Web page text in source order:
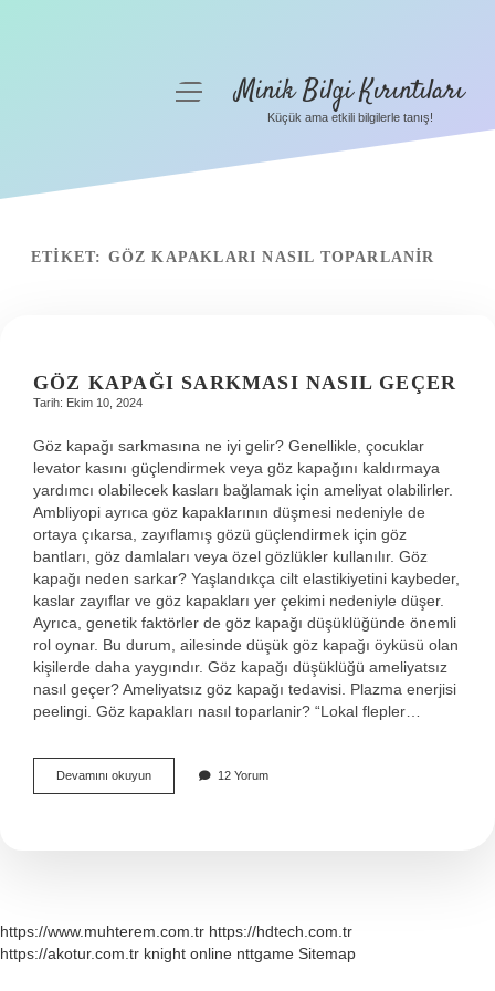
Gizlilik Politikası
menüyü
aç
Minik Bilgi Kırıntıları
Küçük ama etkili bilgilerle tanış!
ETIKET: GÖZ KAPAKLARI NASIL TOPARLANIR
GÖZ KAPAĞI SARKMASI NASIL GEÇER
Tarih: Ekim 10, 2024
Göz kapağı sarkmasına ne iyi gelir? Genellikle, çocuklar
levator kasını güçlendirmek veya göz kapağını kaldırmaya
yardımcı olabilecek kasları bağlamak için ameliyat olabilirler.
Ambliyopi ayrıca göz kapaklarının düşmesi nedeniyle de
ortaya çıkarsa, zayıflamış gözü güçlendirmek için göz
bantları, göz damlaları veya özel gözlükler kullanılır. Göz
kapağı neden sarkar? Yaşlandıkça cilt elastikiyetini kaybeder,
kaslar zayıflar ve göz kapakları yer çekimi nedeniyle düşer.
Ayrıca, genetik faktörler de göz kapağı düşüklüğünde önemli
rol oynar. Bu durum, ailesinde düşük göz kapağı öyküsü olan
kişilerde daha yaygındır. Göz kapağı düşüklüğü ameliyatsız
nasıl geçer? Ameliyatsız göz kapağı tedavisi. Plazma enerjisi
peelingi. Göz kapakları nasıl toparlanir? “Lokal flepler…
Devamını okuyunGöz
Kapağı
12 Yorum
https://www.muhterem.com.tr https://hdtech.com.tr
https://akotur.com.tr knight online nttgame Sitemap